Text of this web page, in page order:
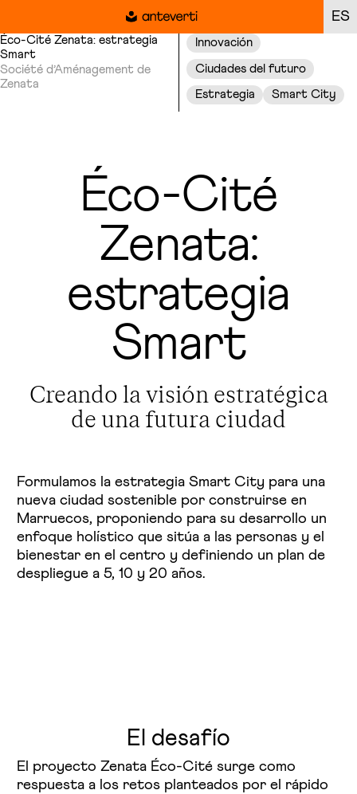
ES
Éco-Cité Zenata: estrategia
Smart
Société d’Aménagement de
Zenata
Innovación
Ciudades del futuro
Estrategia Smart City
Éco-Cité
Zenata:
estrategia
Smart
Creando la visión estratégica
de una futura ciudad
Formulamos la estrategia Smart City para una
nueva ciudad sostenible por construirse en
Marruecos, proponiendo para su desarrollo un
enfoque holístico que sitúa a las personas y el
bienestar en el centro y definiendo un plan de
despliegue a 5, 10 y 20 años.
El desafío
El proyecto Zenata Éco-Cité surge como
respuesta a los retos planteados por el rápido